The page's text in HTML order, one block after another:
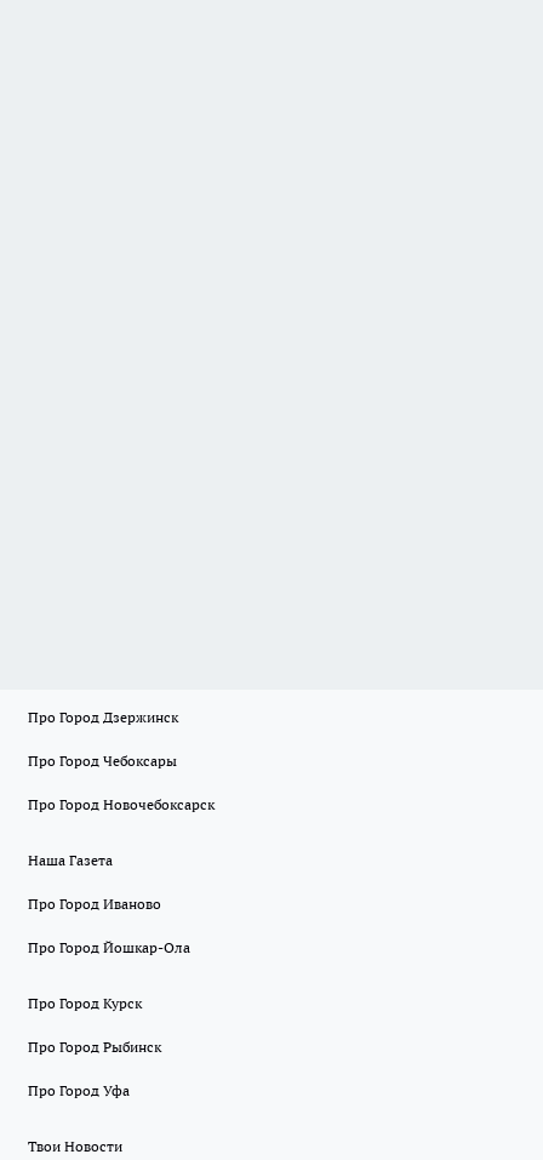
Про Город Дзержинск
Про Город Чебоксары
Про Город Новочебоксарск
Наша Газета
Про Город Иваново
Про Город Йошкар-Ола
Про Город Курск
Про Город Рыбинск
Про Город Уфа
Твои Новости